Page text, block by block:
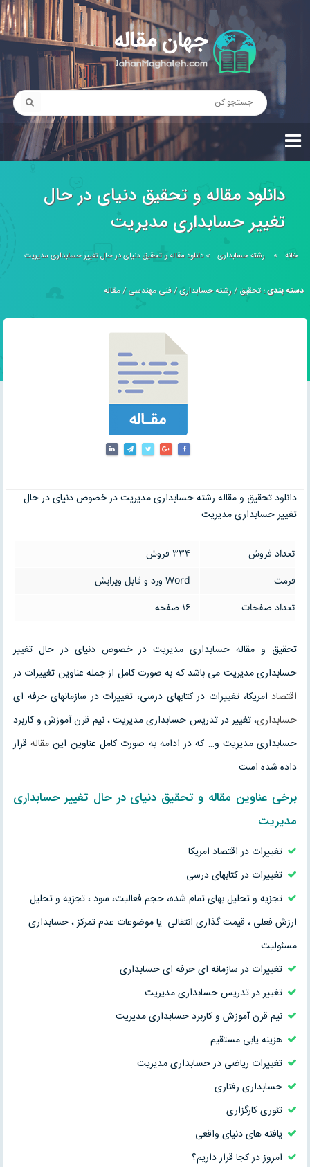
دانلود مقاله و تحقیق دنیای در حال
تغییر حسابداری مدیریت
خانه » رشته حسابداری »دانلود مقاله و تحقیق دنیای در حال تغییر حسابداری مدیریت
دسته بندی :تحقیق/رشته حسابداری/فنی مهندسی/مقاله
دانلود تحقیق و مقاله رشته حسابداری مدیریت در خصوص دنیای در حال
تغییر حسابداری مدیریت
تعداد فروش
334 فروش
فرمت
Word ورد و قابل ویرایش
تعداد صفحات
16 صفحه
تحقیق و مقاله حسابداری مدیریت در خصوص دنیای در حال تغییر
حسابداری مدیریت می باشد که به صورت کامل از جمله عناوین تغییرات در
اقتصاد امریکا، تغییرات در کتابهای درسی، تغییرات در سازمانهای حرفه ‏ای
حسابداری، تغییر در تدریس حسابداری مدیریت ، نیم قرن آموزش و کاربرد
حسابداری مدیریت و… که در ادامه به صورت کامل عناوین این مقالهقرار
داده شده است.
برخی عناوین مقاله و تحقیق دنیای در حال تغییر حسابداری
مدیریت
تغییرات در اقتصاد امریکا
تغییرات در کتابهای درسی
تجزیه و تحلیل بهای تمام شده، حجم فعالیت، سود ، تجزیه و تحلیل
ارزش فعلی ، قیمت گذاری انتقالی یا موضوعات عدم تمرکز ، حسابداری
مسئولیت
تغییرات در سازمانه ای حرفه‏ ای حسابداری
تغییر در تدریس حسابداری مدیریت
نیم قرن آموزش و کاربرد حسابداری مدیریت
هزینه ‏یابی مستقیم
تغییرات ریاضی در حسابداری مدیریت
حسابداری رفتاری
تئوری کارگزاری
یافته‏ های دنیای واقعی
امروز در کجا قرار داریم؟